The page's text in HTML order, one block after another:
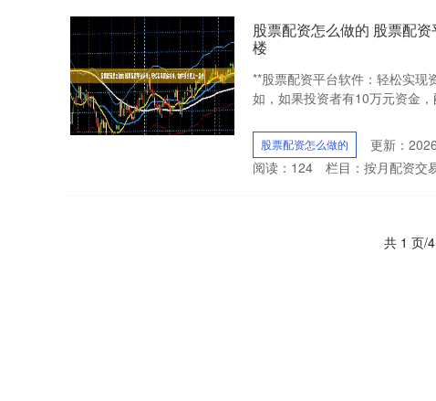
股票配资怎么做的 股票配
楼
**股票配资平台软件：轻松实现
如，如果投资者有10万元资金
股票配资怎么做的 更新：
阅读： 124 栏目： 按月配资交
共 1 页/